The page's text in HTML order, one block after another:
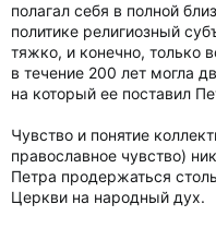
полагал себя в полной
политике религиозный
тяжко, и конечно, только
в течение 200 лет могла
на который ее поставил
Чувство и понятие
православное чувство)
Петра продержаться
Церкви на народный дух.